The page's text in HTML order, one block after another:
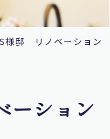
様邸 リノベーション
ション